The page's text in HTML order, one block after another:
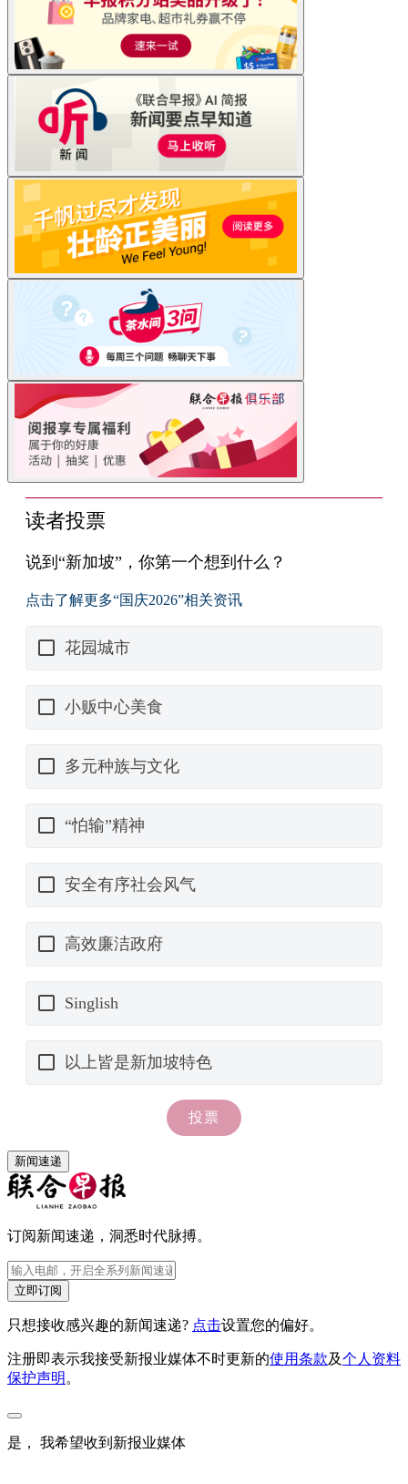
新闻速递
订阅新闻速递，洞悉时代脉搏。
立即订阅
只想接收感兴趣的新闻速递? 点击设置您的偏好。
注册即表示我接受新报业媒体不时更新的使用条款及个人资料
保护声明 。
是， 我希望收到新报业媒体